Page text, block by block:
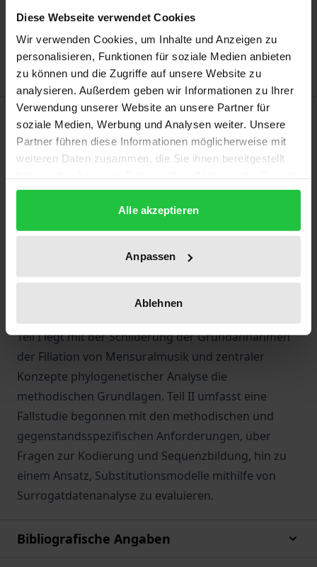
Diese Webseite verwendet Cookies
Wir verwenden Cookies, um Inhalte und Anzeigen zu
personalisieren, Funktionen für soziale Medien anbieten
zu können und die Zugriffe auf unsere Website zu
analysieren. Außerdem geben wir Informationen zu Ihrer
Verwendung unserer Website an unsere Partner für
soziale Medien, Werbung und Analysen weiter. Unsere
Partner führen diese Informationen möglicherweise mit
weiteren Daten zusammen, die Sie ihnen bereitgestellt
gesammelt haben.
Alle akzeptieren
Anpassen
Ablehnen
Zur Wunschliste hinzufügen
Hinweise zu Versandkosten
Beschreibung
Da die Analyse von Überlieferungsprozessen auf die
Unterschieden sehr ähnlicher Objekte. Dies
erfordert Substitutionsmodelle, die für feine Grade
von Differenz und struktureller Varianz optimiert
sind. In diesem Buch wird sich der Entwicklung
computergestützter Verfahren zur Analyse der
Teil I legt mit der Schilderung der Grundannahmen
der Filiation von Mensuralmusik und zentraler
Konzepte phylogenetischer Analyse die
methodischen Grundlagen. Teil II umfasst eine
Fallstudie begonnen mit den methodischen und
gegenstandsspezifischen Anforderungen, über
Fragen zur Kodierung und Sequenzbildung, hin zu
einem Ansatz, Substitutionsmodelle mithilfe von
Surrogatdatenanalyse zu evaluieren.
Bibliografische Angaben